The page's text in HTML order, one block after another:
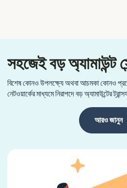
সহজেই বড় অ্যামাউন্ট
বিশেষ কোনও উপলক্ষ্যে অথবা আচমকা কোনও
নেটওয়ার্কের মাধ্যমে নিরাপদে বড় অ্যামাউন্টের
আরও জানুন